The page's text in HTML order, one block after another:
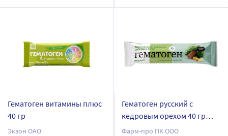
Гематоген витамины плюс
40 гр
Экзон ОАО
Гематоген русский с
кедровым орехом 40 гр
плитка
Фарм-про ПК ООО